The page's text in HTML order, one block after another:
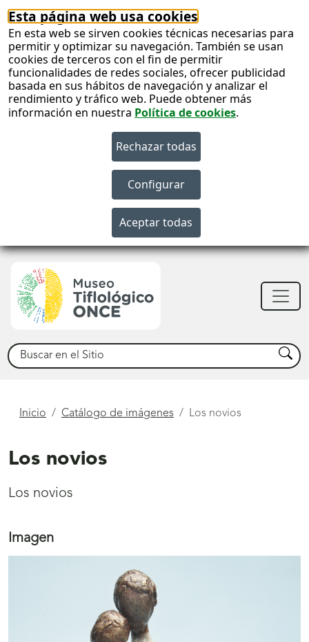
Esta página web usa cookies
En esta web se sirven cookies técnicas necesarias para
permitir y optimizar su navegación. También se usan
cookies de terceros con el fin de permitir
funcionalidades de redes sociales, ofrecer publicidad
basada en sus hábitos de navegación y analizar el
rendimiento y tráfico web. Puede obtener más
información en nuestra Política de cookies.
Buscar Buscar
Está
Inicio Catálogo de imágenes Los novios
Los novios
Los novios
Imagen